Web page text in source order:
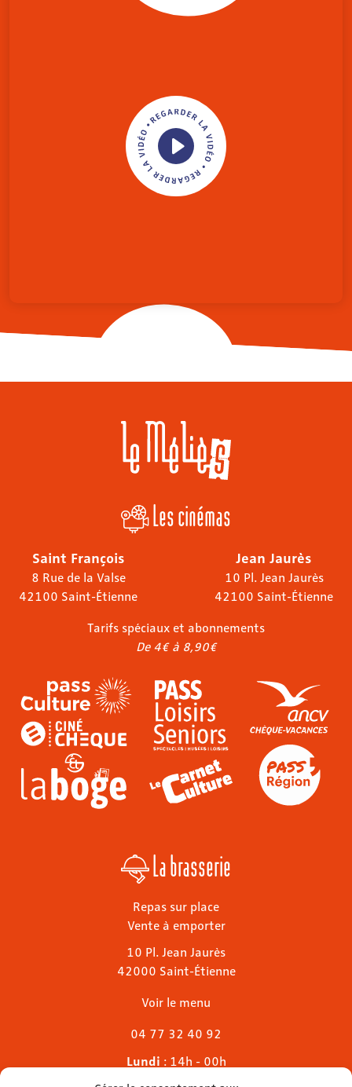
Les cinémas
Saint François
8 Rue de la Valse
42100 Saint-Étienne
Jean Jaurès
10 Pl. Jean Jaurès
42100 Saint-Étienne
Tarifs spéciaux et abonnements
De 4€ à 8,90€
La brasserie
Repas sur place
Vente à emporter
10 Pl. Jean Jaurès
42000 Saint-Étienne
Voir le menu
04 77 32 40 92
Lundi : 14h - 00h
Mardi & mercredi